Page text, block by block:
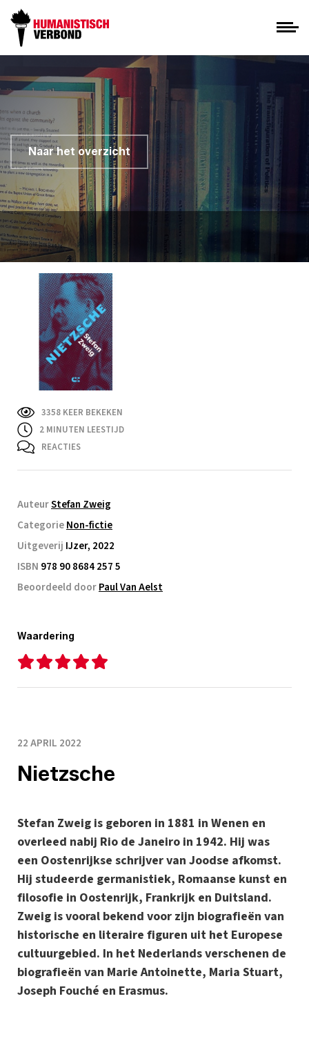
Naar het overzicht
3358 KEER BEKEKEN
2 MINUTEN LEESTIJD
REACTIES
AuteurStefan Zweig
CategorieNon-fictie
Uitgeverij IJzer, 2022
ISBN 978 90 8684 257 5
Beoordeeld doorPaul Van Aelst
Waardering
22 APRIL 2022
Nietzsche
Stefan Zweig is geboren in 1881 in Wenen en
overleed nabij Rio de Janeiro in 1942. Hij was
een Oostenrijkse schrijver van Joodse afkomst.
Hij studeerde germanistiek, Romaanse kunst en
filosofie in Oostenrijk, Frankrijk en Duitsland.
Zweig is vooral bekend voor zijn biografieën van
historische en literaire figuren uit het Europese
cultuurgebied. In het Nederlands verschenen de
biografieën van Marie Antoinette, Maria Stuart,
Joseph Fouché en Erasmus.